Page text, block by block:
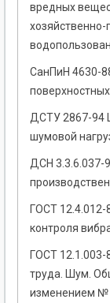
вредных
хозяйственно-
СанПиН 4630-
ДСТУ 2867-94
шумовой
ДСН 3.3.6.037-
ГОСТ
контроля
ГОСТ 12.1.003-
труда. Шум.
изменением №